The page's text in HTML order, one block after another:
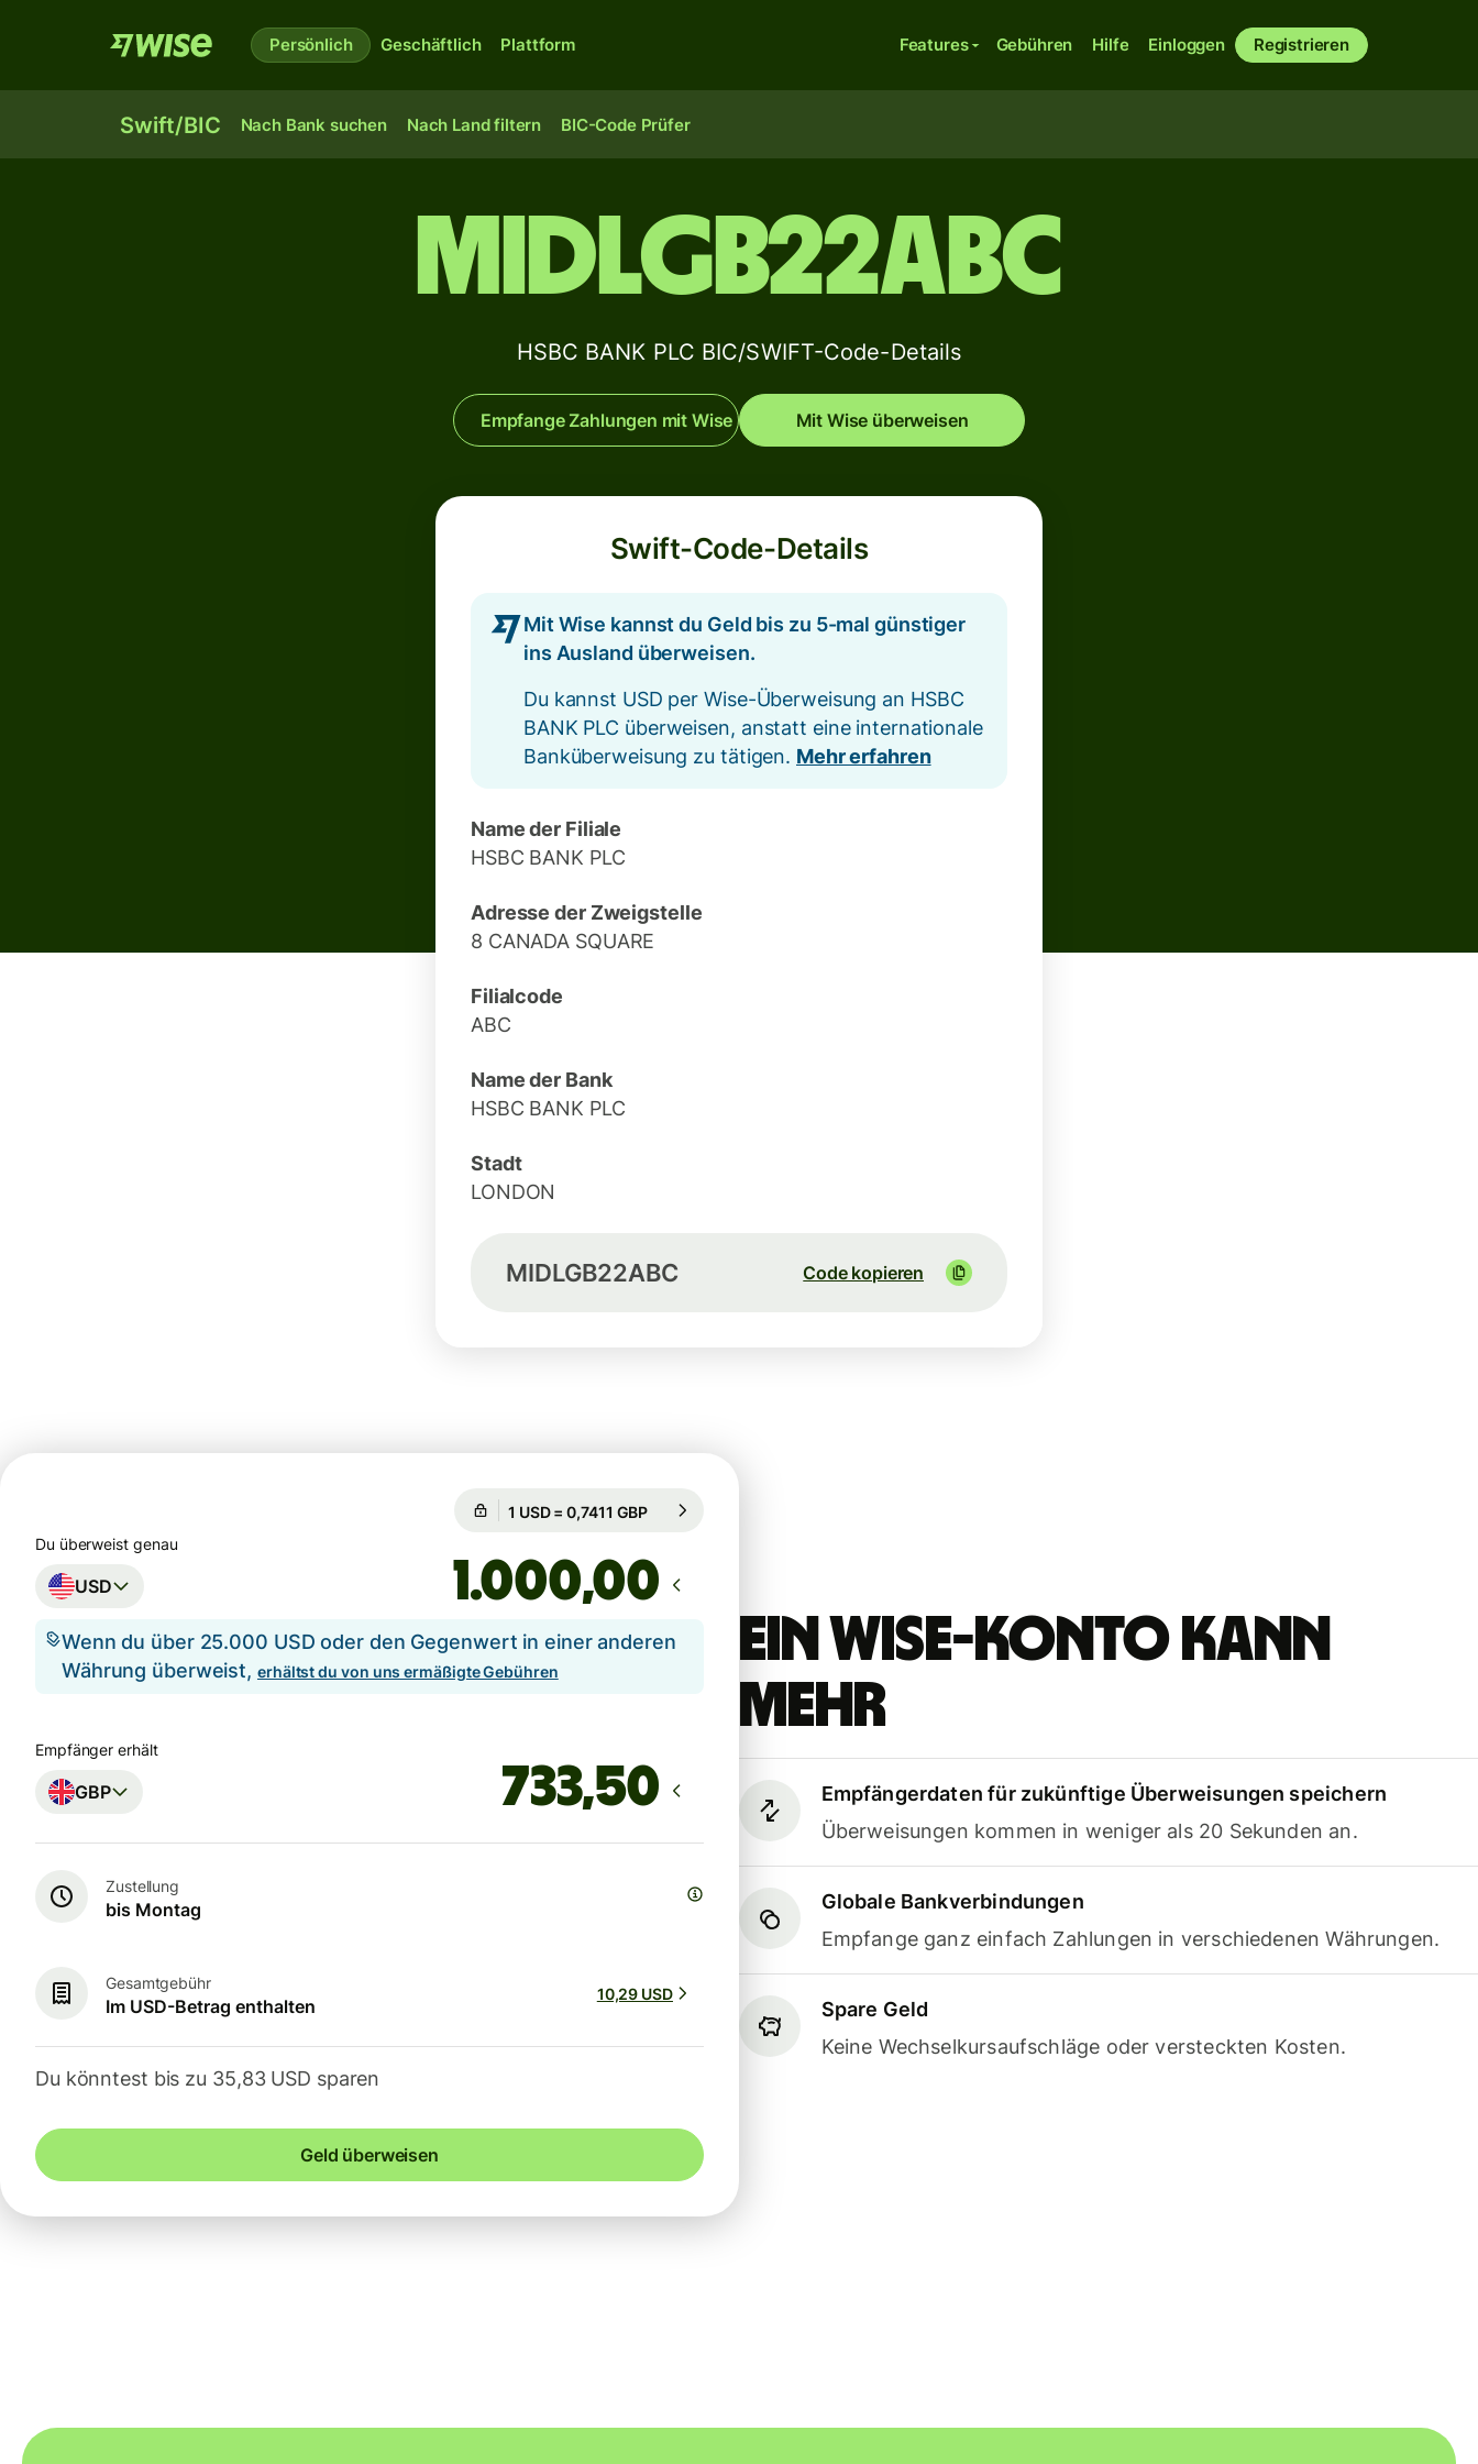
Persönlich Geschäftlich Plattform Features Gebühren Hilfe Einloggen Registrieren
Swift/BIC Nach Bank suchen Nach Land filtern BIC-Code Prüfer
MIDLGB22ABC
HSBC BANK PLC BIC/SWIFT-Code-Details
Empfange Zahlungen mit Wise Mit Wise überweisen
Swift-Code-Details
Mit Wise kannst du Geld bis zu 5-mal günstiger
ins Ausland überweisen.
Du kannst USD per Wise-Überweisung an HSBC
BANK PLC überweisen, anstatt eine internationale
Banküberweisung zu tätigen. Mehr erfahren
Name der Filiale
HSBC BANK PLC
Adresse der Zweigstelle
8 CANADA SQUARE
Filialcode
ABC
Name der Bank
HSBC BANK PLC
Stadt
LONDON
MIDLGB22ABC Code kopieren
Ein Wise-Konto kann
mehr
Empfängerdaten für zukünftige Überweisungen speichern
Überweisungen kommen in weniger als 20 Sekunden an.
Globale Bankverbindungen
Empfange ganz einfach Zahlungen in verschiedenen Währungen.
Spare Geld
Keine Wechselkursaufschläge oder versteckten Kosten.
Garantiert für 20 Std.
Du überweist genau
USD ,00
Wenn du über 25.000 USD oder den Gegenwert in einer anderen
Währung überweist, erhältst du von uns ermäßigte Gebühren
Empfänger erhält
GBP
Zustellung
bis Montag
Gesamtgebühr
Im USD-Betrag enthalten
10,29 USD
Du könntest bis zu 35,83 USD sparen
Geld überweisen